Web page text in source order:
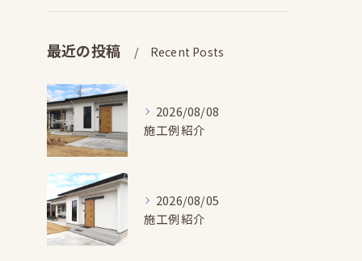
最近の投稿 Recent Posts
2026/08/08
施工例紹介
2026/08/05
施工例紹介